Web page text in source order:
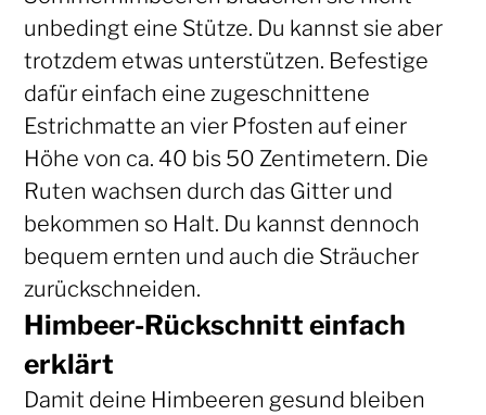
unbedingt eine Stütze. Du kannst sie aber
trotzdem etwas unterstützen. Befestige
dafür einfach eine zugeschnittene
Estrichmatte an vier Pfosten auf einer
Höhe von ca. 40 bis 50 Zentimetern. Die
Ruten wachsen durch das Gitter und
bekommen so Halt. Du kannst dennoch
bequem ernten und auch die Sträucher
zurückschneiden.
Himbeer-Rückschnitt einfach
erklärt
Damit deine Himbeeren gesund bleiben